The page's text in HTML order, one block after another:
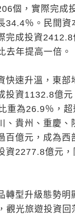
個，實際完成
34.4％。民間資
完成投資
去年提高一倍。
快速升溫，東部
投資1132.8億元
重為26.9％，超
、貴州、重慶、
百億元，成為西
資2277.8億元，
轉型升級態勢明
觀光旅遊投資回